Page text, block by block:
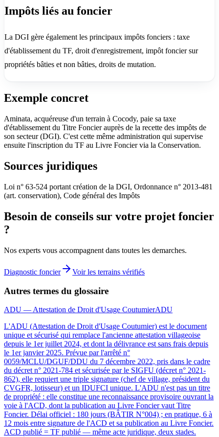
Impôts liés au foncier
La DGI gère également les principaux impôts fonciers : taxe
d'établissement du TF, droit d'enregistrement, impôt foncier sur
propriétés bâties et non bâties, droits de mutation.
Exemple concret
Aminata, acquéreuse d'un terrain à Cocody, paie sa taxe
d'établissement du Titre Foncier auprès de la recette des impôts de
son secteur (DGI). C'est cette même administration qui supervise
ensuite l'inscription du TF au Livre Foncier via la Conservation.
Sources juridiques
Loi n° 63-524 portant création de la DGI, Ordonnance n° 2013-481
(art. conservation), Code général des Impôts
Besoin de conseils sur votre projet foncier
?
Nos experts vous accompagnent dans toutes les demarches.
Diagnostic foncier Voir les terrains vérifiés
Autres termes du glossaire
ADU — Attestation de Droit d'Usage CoutumierADU
L'ADU (Attestation de Droit d'Usage Coutumier) est le document
unique et sécurisé qui remplace l'ancienne attestation villageoise
depuis le 1er juillet 2024, et dont la délivrance est sans frais depuis
le 1er janvier 2025. Prévue par l'arrêté n°
0059/MCLU/DGUF/DDU du 7 décembre 2022, pris dans le cadre
du décret n° 2021-784 et sécurisée par le SIGFU (décret n° 2021-
862), elle requiert une triple signature (chef de village, président du
CVGFR, lotisseur) et un IDUFCI unique. L'ADU n'est pas un titre
de propriété : elle constitue une reconnaissance provisoire ouvrant la
voie à l'ACD, dont la publication au Livre Foncier vaut Titre
Foncier. Délai officiel : 180 jours (BÂTIR N°004) ; en pratique, 6 à
12 mois entre signature de l'ACD et sa publication au Livre Foncier.
ACD publié = TF publié — même acte juridique, deux stades.